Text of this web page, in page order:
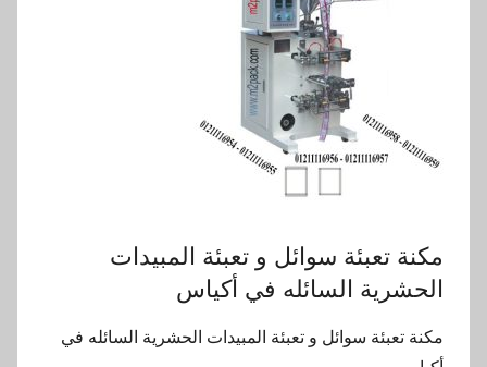
مكنة تعبئة سوائل و تعبئة المبيدات
الحشرية السائله في أكياس
مكنة تعبئة سوائل و تعبئة المبيدات الحشرية السائله في